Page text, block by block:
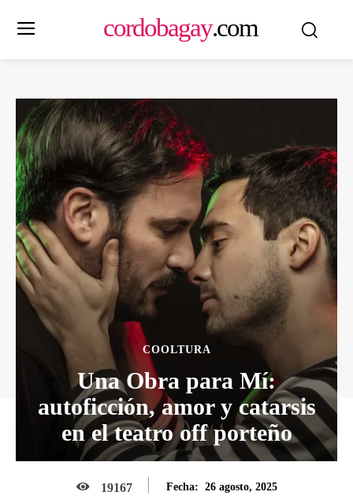
cordobagay.com
COOLTURA
Una Obra para Mí:
autoficción, amor y catarsis
en el teatro off porteño
19167 Fecha: 26 agosto, 2025